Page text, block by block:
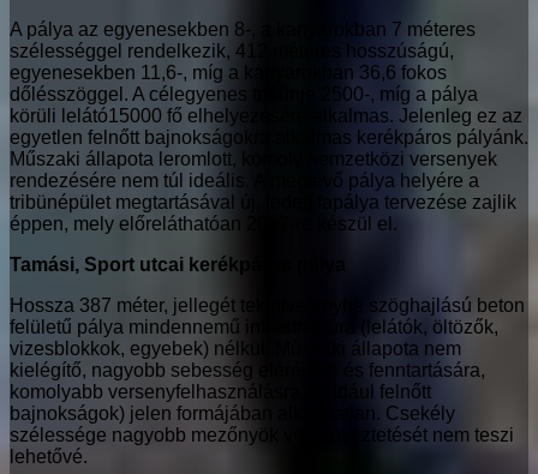
A pálya az egyenesekben 8-, a kanyarokban 7 méteres
szélességgel rendelkezik, 412 méteres hosszúságú,
egyenesekben 11,6-, míg a kanyarokban 36,6 fokos
dőlésszöggel. A célegyenes tribünje 2500-, míg a pálya
körüli lelátó15000 fő elhelyezésére alkalmas. Jelenleg ez az
egyetlen felnőtt bajnokságokra alkalmas kerékpáros pályánk.
Műszaki állapota leromlott, komoly nemzetközi versenyek
rendezésére nem túl ideális. A meglévő pálya helyére a
tribünépület megtartásával új, fedett fapálya tervezése zajlik
éppen, mely előreláthatóan 2017-re készül el.
Tamási, Sport utcai kerékpáros pálya
Hossza 387 méter, jellegét tekintve enyhe szöghajlású beton
felületű pálya mindennemű infrastruktúra (lelátók, öltözők,
vizesblokkok, egyebek) nélkül. Műszaki állapota nem
kielégítő, nagyobb sebesség elérésére és fenntartására,
komolyabb versenyfelhasználásra (például felnőtt
bajnokságok) jelen formájában alkalmatlan. Csekély
szélessége nagyobb mezőnyök versenyeztetését nem teszi
lehetővé.